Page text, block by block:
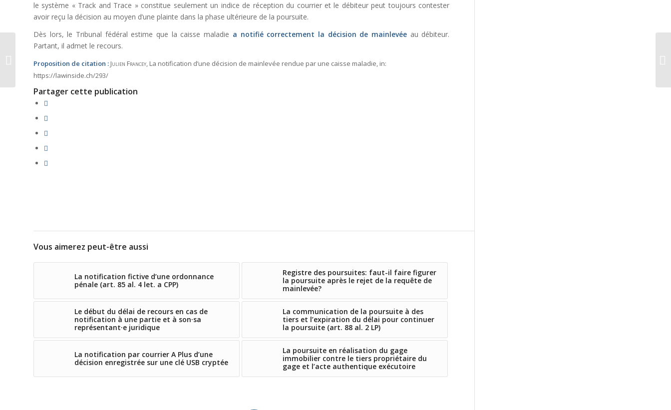
le système « Track and Trace » constitue seulement un indice de réception du courrier et le débiteur peut toujours contester
avoir reçu la décision au moyen d’une plainte dans la phase ultérieure de la poursuite.
Dès lors, le Tribunal fédéral estime que la caisse maladie a notifié correctement la décision de mainlevéeau débiteur.
Partant, il admet le recours.
Proposition de citation : Julien Francey, La notification d’une décision de mainlevée rendue par une caisse maladie, in:
https://lawinside.ch/293/
Partager cette publication
Vous aimerez peut-être aussi
La notification fictive d’une ordonnance
pénale (art. 85 al. 4 let. a CPP)
Registre des poursuites: faut-il faire figurer
la poursuite après le rejet de la requête de
mainlevée?
Le début du délai de recours en cas de
notification à une partie et à son·sa
représentant·e juridique
La communication de la poursuite à des
tiers et l’expiration du délai pour continuer
la poursuite (art. 88 al. 2 LP)
La notification par courrier A Plus d’une
décision enregistrée sur une clé USB cryptée
La poursuite en réalisation du gage
immobilier contre le tiers propriétaire du
gage et l’acte authentique exécutoire
La consorité simple
passive (art. 71 al. 1